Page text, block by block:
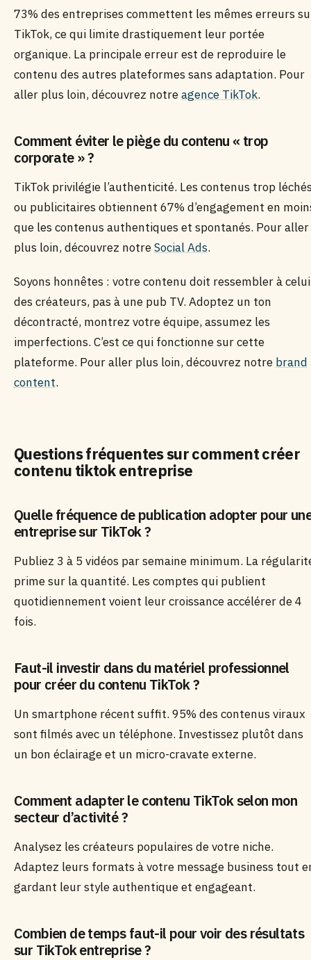
73% des entreprises commettent les mêmes erreurs
TikTok, ce qui limite drastiquement leur portée
organique. La principale erreur est de reproduire le
contenu des autres plateformes sans adaptation. Pour
aller plus loin, découvrez notreagence TikTok.
Comment éviter le piège du contenu « trop
corporate » ?
TikTok privilégie l’authenticité. Les contenus trop
ou publicitaires obtiennent 67% d’engagement en
que les contenus authentiques et spontanés. Pour aller
plus loin, découvrez notreSocial Ads.
Soyons honnêtes : votre contenu doit ressembler à celui
des créateurs, pas à une pub TV. Adoptez un ton
décontracté, montrez votre équipe, assumez les
imperfections. C’est ce qui fonctionne sur cette
plateforme. Pour aller plus loin, découvrez notre brand
content.
Questions fréquentes sur comment créer
contenu tiktok entreprise
Quelle fréquence de publication adopter pour
entreprise sur TikTok ?
Publiez 3 à 5 vidéos par semaine minimum. La
prime sur la quantité. Les comptes qui publient
quotidiennement voient leur croissance accélérer de 4
fois.
Faut-il investir dans du matériel professionnel
pour créer du contenu TikTok ?
Un smartphone récent suffit. 95% des contenus viraux
sont filmés avec un téléphone. Investissez plutôt dans
un bon éclairage et un micro-cravate externe.
Comment adapter le contenu TikTok selon mon
secteur d’activité ?
Analysez les créateurs populaires de votre niche.
Adaptez leurs formats à votre message business tout
gardant leur style authentique et engageant.
Combien de temps faut-il pour voir des résultats
sur TikTok entreprise ?